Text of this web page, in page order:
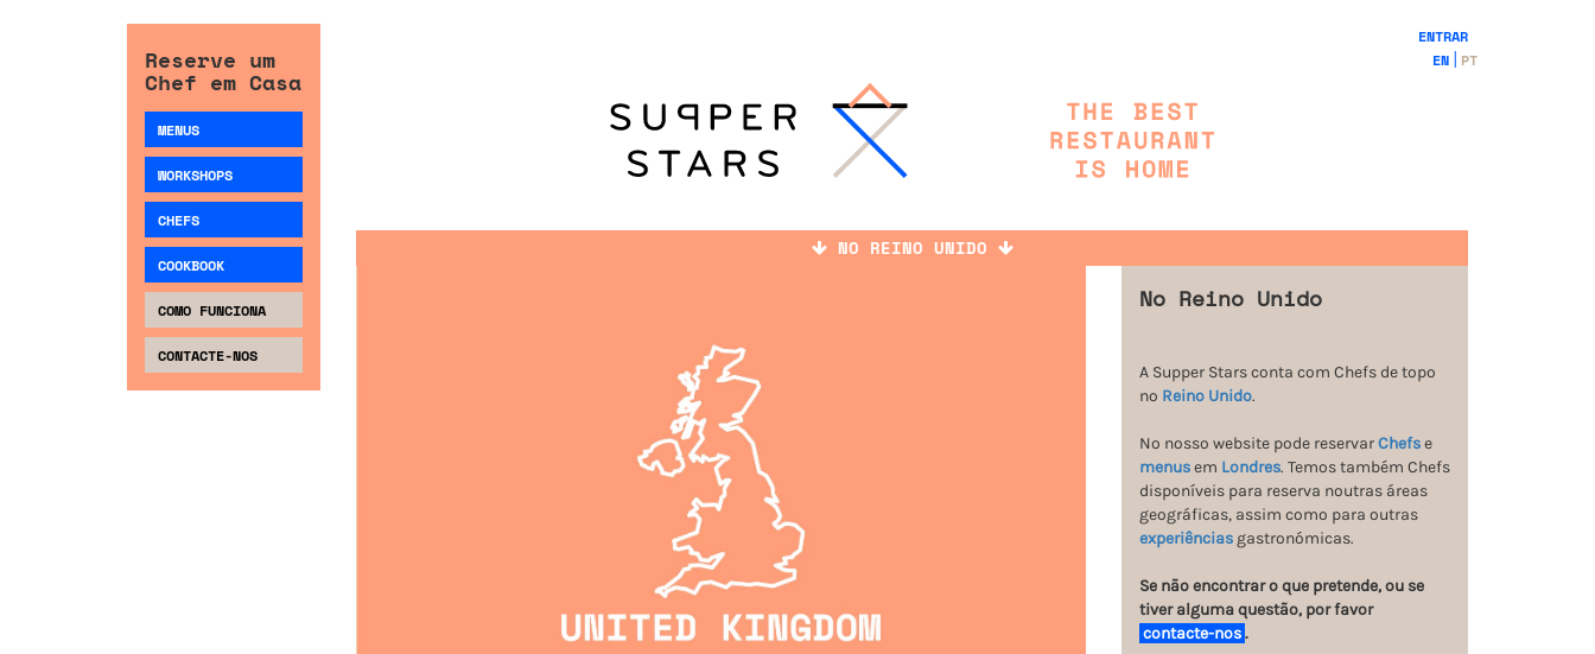
Reserve um
Chef em Casa
MENUS
WORKSHOPS
CHEFS
COOKBOOK
COMO FUNCIONA
CONTACTE-NOS
ENTRAR
EN
PT
NO REINO UNIDO
No Reino Unido
A Supper Stars conta com Chefs de topo
no Reino Unido.
No nosso website pode reservarChefse
menusem Londres. Temos também Chefs
disponíveis para reserva noutras áreas
geográficas, assim como para outras
experiênciasgastronómicas.
Se não encontrar o que pretende, ou se
tiver alguma questão, por favor
contacte-nos.